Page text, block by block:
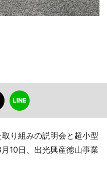
り組みの説明会と超小型
10日、出光興産徳山事業